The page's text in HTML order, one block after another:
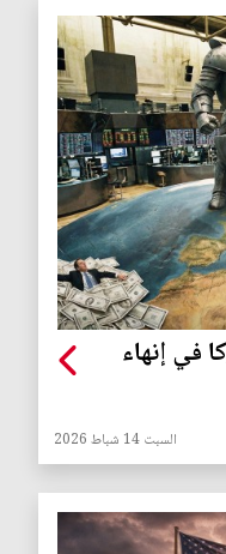
في إنهاء
السبت 14 شباط 2026